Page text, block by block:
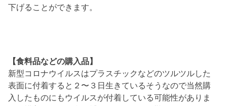
下げる ことができます。
【食料品などの購入品】
新型コロナウイルスはプラスチックなどのツルツルした
表面に付着すると２〜３日生きているそうなので当然購
入したものにもウイルスが付着している可能性がありま